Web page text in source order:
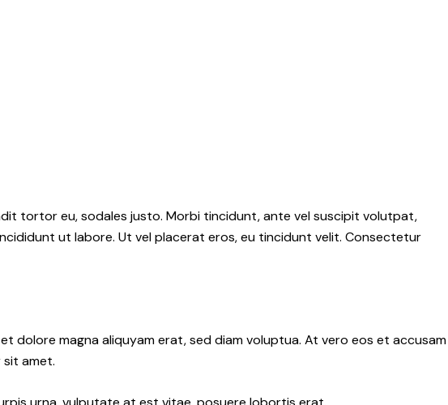
tortor eu, sodales justo. Morbi tincidunt, ante vel suscipit volutpat,
ut labore. Ut vel placerat eros, eu tincidunt velit. Consectetur
dolore magna aliquyam erat, sed diam voluptua. At vero eos et accusam
amet.